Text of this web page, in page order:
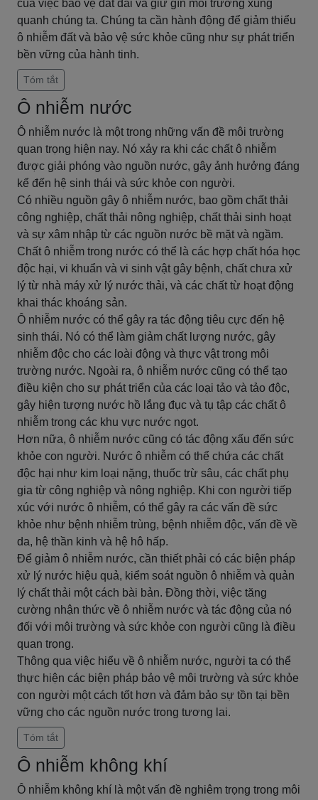
của việc bảo vệ đất đai và giữ gìn môi trường xung
quanh chúng ta. Chúng ta cần hành động để giảm thiểu
ô nhiễm đất và bảo vệ sức khỏe cũng như sự phát triển
bền vững của hành tinh.
Tóm tắt
Ô nhiễm nước
Ô nhiễm nước là một trong những vấn đề môi trường
quan trọng hiện nay. Nó xảy ra khi các chất ô nhiễm
được giải phóng vào nguồn nước, gây ảnh hưởng đáng
kể đến hệ sinh thái và sức khỏe con người.
Có nhiều nguồn gây ô nhiễm nước, bao gồm chất thải
công nghiệp, chất thải nông nghiệp, chất thải sinh hoạt
và sự xâm nhập từ các nguồn nước bề mặt và ngầm.
Chất ô nhiễm trong nước có thể là các hợp chất hóa học
độc hại, vi khuẩn và vi sinh vật gây bệnh, chất chưa xử
lý từ nhà máy xử lý nước thải, và các chất từ hoạt động
khai thác khoáng sản.
Ô nhiễm nước có thể gây ra tác động tiêu cực đến hệ
sinh thái. Nó có thể làm giảm chất lượng nước, gây
nhiễm độc cho các loài động và thực vật trong môi
trường nước. Ngoài ra, ô nhiễm nước cũng có thể tạo
điều kiện cho sự phát triển của các loại tảo và tảo độc,
gây hiện tượng nước hồ lắng đục và tụ tập các chất ô
nhiễm trong các khu vực nước ngọt.
Hơn nữa, ô nhiễm nước cũng có tác động xấu đến sức
khỏe con người. Nước ô nhiễm có thể chứa các chất
độc hại như kim loại nặng, thuốc trừ sâu, các chất phụ
gia từ công nghiệp và nông nghiệp. Khi con người tiếp
xúc với nước ô nhiễm, có thể gây ra các vấn đề sức
khỏe như bệnh nhiễm trùng, bệnh nhiễm độc, vấn đề về
da, hệ thần kinh và hệ hô hấp.
Để giảm ô nhiễm nước, cần thiết phải có các biện pháp
xử lý nước hiệu quả, kiểm soát nguồn ô nhiễm và quản
lý chất thải một cách bài bản. Đồng thời, việc tăng
cường nhận thức về ô nhiễm nước và tác động của nó
đối với môi trường và sức khỏe con người cũng là điều
quan trọng.
Thông qua việc hiểu về ô nhiễm nước, người ta có thể
thực hiện các biện pháp bảo vệ môi trường và sức khỏe
con người một cách tốt hơn và đảm bảo sự tồn tại bền
vững cho các nguồn nước trong tương lai.
Tóm tắt
Ô nhiễm không khí
Ô nhiễm không khí là một vấn đề nghiêm trọng trong môi